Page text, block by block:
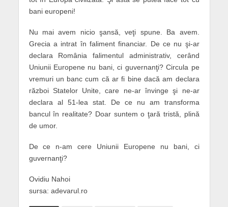
bani europeni!
Nu mai avem nicio şansă, veţi spune. Ba avem.
Grecia a intrat în faliment financiar. De ce nu şi-ar
declara România falimentul administrativ, cerând
Uniunii Europene nu bani, ci guvernanţi? Circula pe
vremuri un banc cum că ar fi bine dacă am declara
război Statelor Unite, care ne-ar învinge şi ne-ar
declara al 51-lea stat. De ce nu am transforma
bancul în realitate? Doar suntem o ţară tristă, plină
de umor.
De ce n-am cere Uniunii Europene nu bani, ci
guvernanţi?
Ovidiu Nahoi
sursa: adevarul.ro